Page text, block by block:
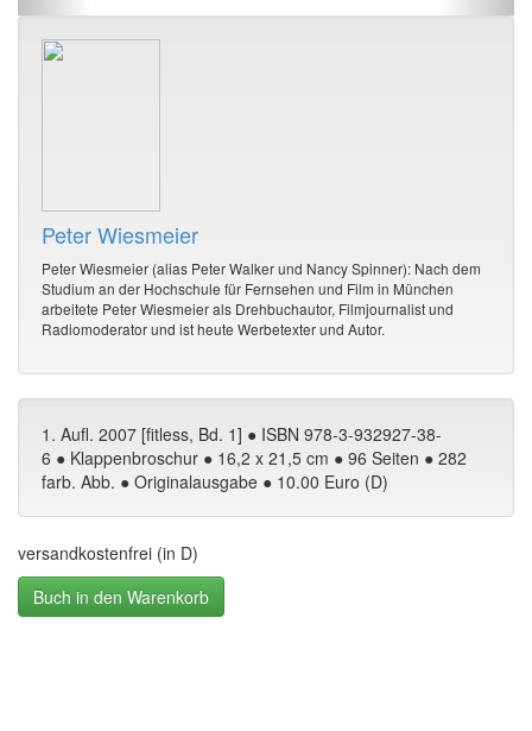
Peter Wiesmeier
Peter Wiesmeier (alias Peter Walker und Nancy Spinner): Nach dem
Studium an der Hochschule für Fernsehen und Film in München
arbeitete Peter Wiesmeier als Drehbuchautor, Filmjournalist und
Radiomoderator und ist heute Werbetexter und Autor.
1. Aufl. 2007 [fitless, Bd. 1] ● ISBN 978-3-932927-38-
6 ● Klappenbroschur ● 16,2 x 21,5 cm ● 96 Seiten ● 282
farb. Abb. ● Originalausgabe ● 10.00 Euro (D)
versandkostenfrei (in D)
Buch in den Warenkorb